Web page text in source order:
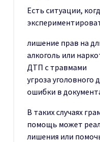
Есть ситуации,
лишение прав на
алкоголь или
ДТП с травмами
угроза уголовного
ошибки в
В таких случаях
помощь может
лишения или